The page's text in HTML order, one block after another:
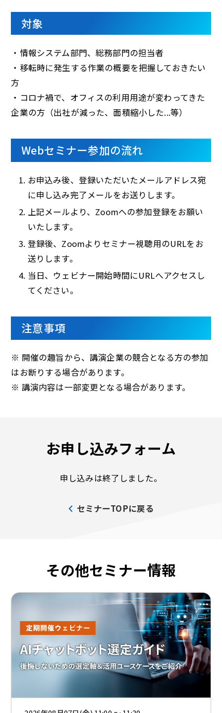
対象
・情報システム部門、総務部門の担当者
・移転時に発生する作業の概要を把握しておきたい
方
・コロナ禍で、オフィスの利用用途が変わってきた
企業の方（出社が減った、面積縮小した...等）
Webセミナー参加の流れ
お申込み後、登録いただいたメールアドレス宛
に申し込み完了メールをお送りします。
上記メールより、Zoomへの参加登録をお願い
いたします。
登録後、Zoomよりセミナー視聴用のURLをお
送りします。
当日、ウェビナー開始時間にURLへアクセスし
てください。
注意事項
※ 開催の趣旨から、講演企業の競合となる方の参加
はお断りする場合があります。
※ 講演内容は一部変更となる場合があります。
お申し込みフォーム
申し込みは終了しました。
セミナーTOPに戻る
その他セミナー情報